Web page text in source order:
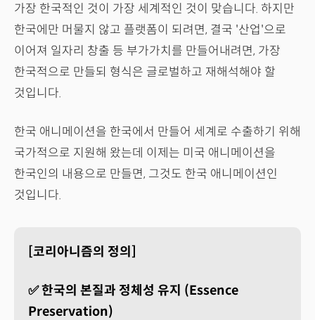
가장 한국적인 것이 가장 세계적인 것이 맞습니다. 하지만
한국에만 머물지 않고 플랫폼이 되려면, 결국 '산업'으로
이어져 일자리 창출 등 부가가치를 만들어내려면, 가장
한국적으로 만들되 형식은 글로벌하고 재해석해야 할
것입니다.
한국 애니메이션을 한국에서 만들어 세계로 수출하기 위해
국가적으로 지원해 왔는데 이제는 미국 애니메이션을
한국인의 내용으로 만들면, 그것도 한국 애니메이션인
것입니다.
[코리아니즘의 정의]
✅ 한국의 본질과 정체성 유지 (Essence
Preservation)